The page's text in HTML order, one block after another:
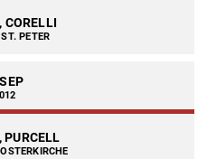
CORELLI
PETER
PURCELL